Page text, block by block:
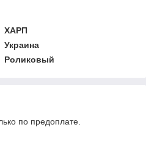
ХАРП
Украина
Роликовый
по предоплате.